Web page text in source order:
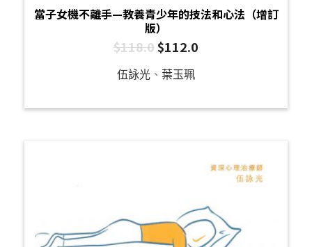
當子女機不離手—教養青少年的技法和心法（增訂
版）
$118.0$112.0
伍詠光 、 葉玉珮